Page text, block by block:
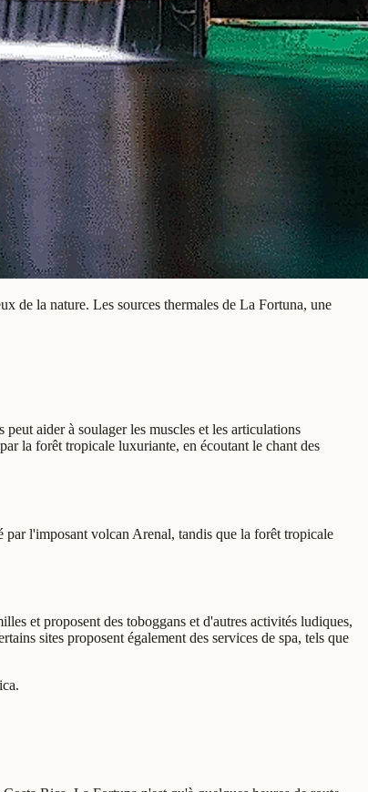
de la nature. Les sources thermales de La Fortuna, une
aider à soulager les muscles et les articulations
la forêt tropicale luxuriante, en écoutant le chant des
par l'imposant volcan Arenal, tandis que la forêt tropicale
et proposent des toboggans et d'autres activités ludiques,
sites proposent également des services de spa, tels que